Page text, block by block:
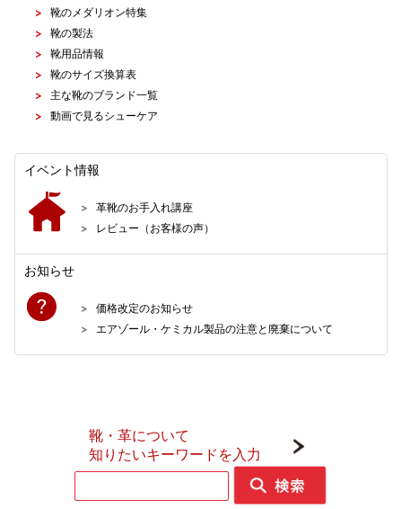
靴のメダリオン特集
靴の製法
靴用品情報
靴のサイズ換算表
主な靴のブランド一覧
動画で見るシューケア
イベント情報
革靴のお手入れ講座
レビュー（お客様の声）
お知らせ
価格改定のお知らせ
エアゾール・ケミカル製品の注意と廃棄について
靴・革について
知りたいキーワードを入力